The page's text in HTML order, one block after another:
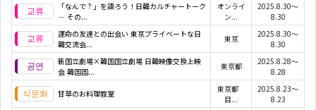
「なんで？」を語ろう！日韓カルチャートーク
― その...
オンライ
ン...
2025.8.30～
8.30
運命の友達との出会い 東京プライベートな日
韓交流会...
東京
2025.8.30～
8.30
新国立劇場×韓国国立劇場 日韓映像交換上映
会 韓国国...
東京都
2025.8.28～
8.28
甘草のお料理教室
東京都
目...
2025.8.23～
8.23